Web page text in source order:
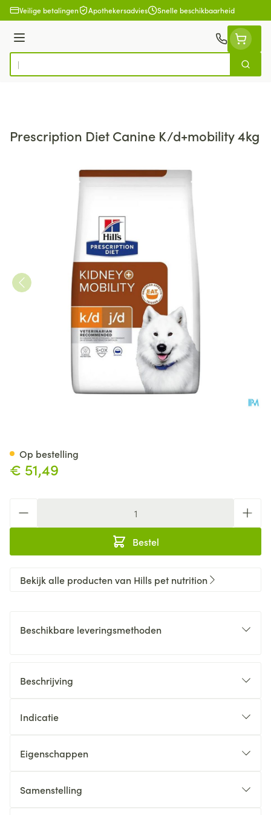
Ga naar de inhoud
Veilige betalingen Apothekersadvies Snelle beschikbaarheid
Menu
Product, merk, categorie...
Zoek
Prescription Diet Canine K/d+mobility 4kg
€ 51,49
Bestel
Op bestelling
Bekijk alle producten van Hills pet nutrition
Beschikbare leveringsmethoden
Beschrijving
Indicatie
Eigenschappen
Samenstelling